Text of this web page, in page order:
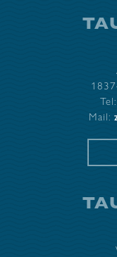
Mail: